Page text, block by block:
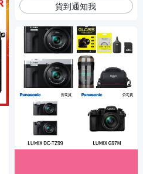
貨到通知我